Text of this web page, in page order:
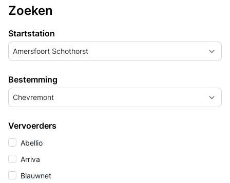
Zoeken
Startstation
Amersfoort Schothorst
Bestemming
Chevremont
Vervoerders
Abellio
Arriva
Blauwnet